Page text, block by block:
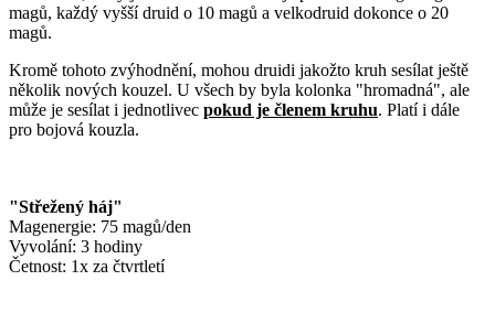
magů, každý vyšší druid o 10 magů a velkodruid dokonce o 20
magů.
Kromě tohoto zvýhodnění, mohou druidi jakožto kruh sesílat ještě
několik nových kouzel. U všech by byla kolonka "hromadná", ale
může je sesílat i jednotlivec pokud je členem kruhu. Platí i dále
pro bojová kouzla.
"Střežený háj"
Magenergie: 75 magů/den
Vyvolání: 3 hodiny
Četnost: 1x za čtvrtletí